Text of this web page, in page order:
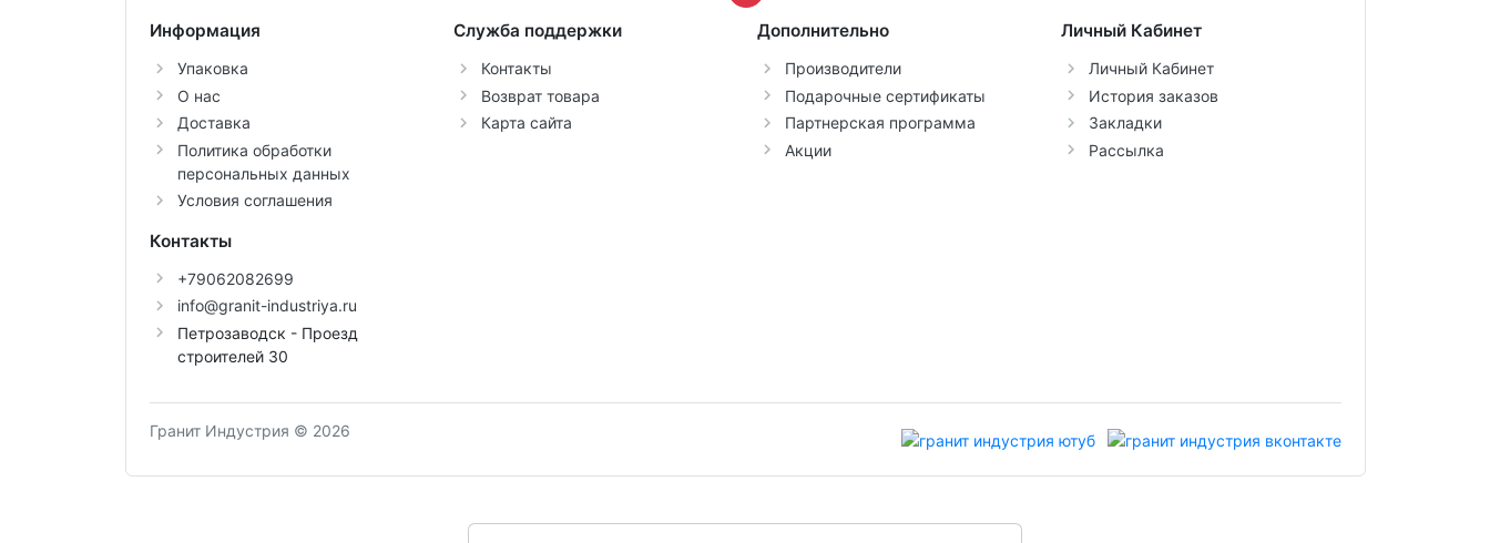
Информация
Упаковка
О нас
Доставка
Политика обработки
персональных данных
Условия соглашения
Служба поддержки
Контакты
Возврат товара
Карта сайта
Дополнительно
Производители
Подарочные сертификаты
Партнерская программа
Акции
Личный Кабинет
Личный Кабинет
История заказов
Закладки
Рассылка
Контакты
+79062082699
info@granit-industriya.ru
Петрозаводск - Проезд
строителей 30
Гранит Индустрия © 2026